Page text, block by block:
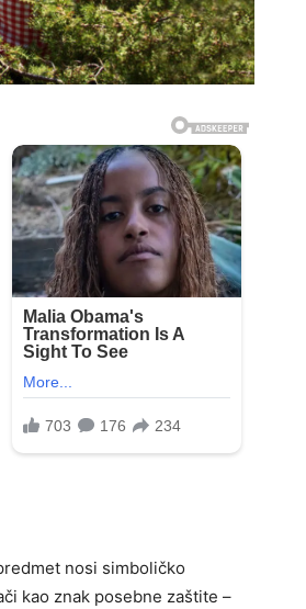
nosi simboličko
kao znak posebne zaštite –